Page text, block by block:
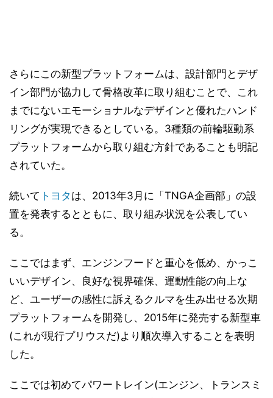
さらにこの新型プラットフォームは、設計部門とデザ
イン部門が協力して骨格改革に取り組むことで、これ
までにないエモーショナルなデザインと優れたハンド
リングが実現できるとしている。3種類の前輪駆動系
プラットフォームから取り組む方針であることも明記
されていた。
続いて トヨタ は、2013年3月に「TNGA企画部」の設
置を発表するとともに、取り組み状況を公表してい
る。
ここではまず、エンジンフードと重心を低め、かっこ
いいデザイン、良好な視界確保、運動性能の向上な
ど、ユーザーの感性に訴えるクルマを生み出せる次期
プラットフォームを開発し、2015年に発売する新型車
(これが現行プリウスだ)より順次導入することを表明
した。
ここでは初めてパワートレイン(エンジン、トランスミ